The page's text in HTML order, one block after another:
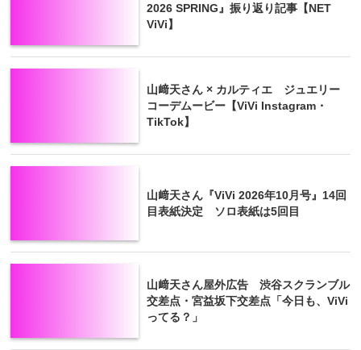
2026 SPRING』振り返り記事【NET
ViVi】
山﨑天さん × カルティエ ジュエリー
コーデムービー【ViVi Instagram・
TikTok】
山﨑天さん『ViVi 2026年10月号』14回
目表紙決定 ソロ表紙は5回目
山﨑天さん屋外広告 渋谷スクランブル
交差点・宮益坂下交差点「今日も、ViVi
ってる？」